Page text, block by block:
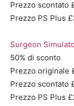
Prezzo scontato
Prezzo PS Plus
Surgeon
50% di sconto
Prezzo originale
Prezzo scontato
Prezzo PS Plus